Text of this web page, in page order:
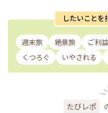
したいことを
週末旅 絶景旅 ご利
くつろぐ
いやされる
たびレポ